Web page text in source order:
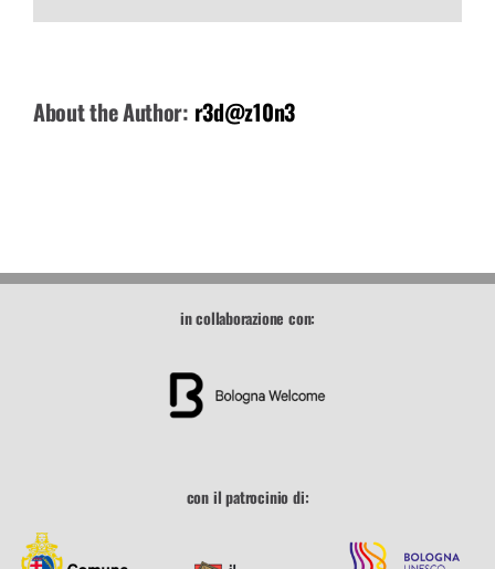
About the Author: r3d@z10n3
in collaborazione con:
con il patrocinio di: